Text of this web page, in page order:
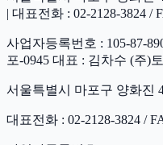
| 대표전화 : 02-2128-3824 /
사업자등록번호 : 105-87-
포-0945 대표 : 김차수 (주)
서울특별시 마포구 양화진
대표전화 : 02-2128-3824 /